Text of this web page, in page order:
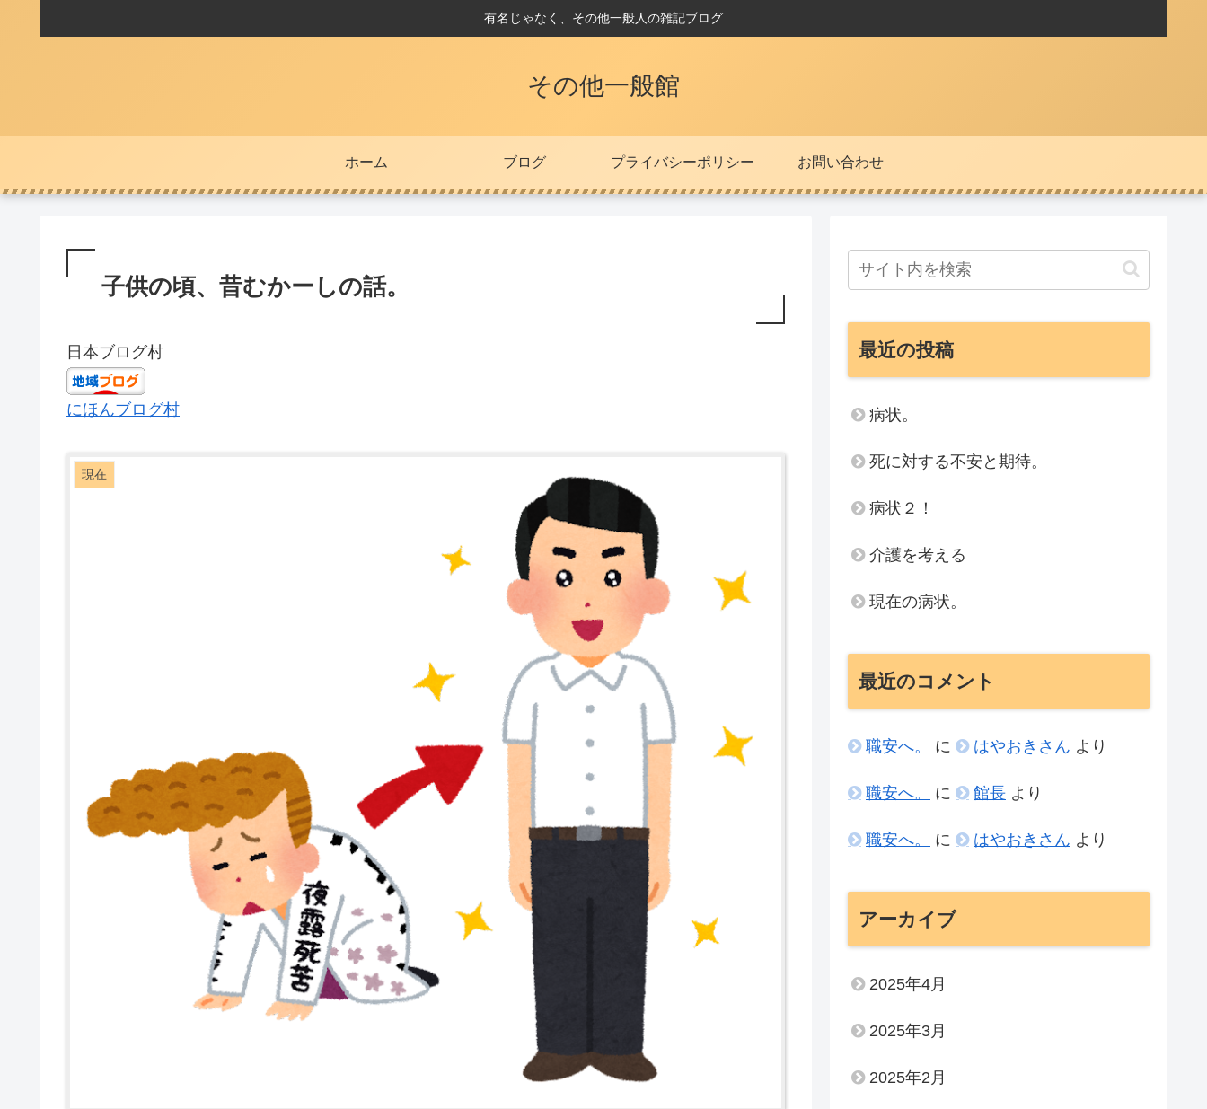
有名じゃなく、その他一般人の雑記ブログ
その他一般館
ホーム ブログ プライバシーポリシー お問い合わせ
子供の頃、昔むかーしの話。
日本ブログ村
にほんブログ村
現在
最近の投稿
病状。
死に対する不安と期待。
病状２！
介護を考える
現在の病状。
最近のコメント
職安へ。 に はやおきさん より
職安へ。 に 館長 より
職安へ。 に はやおきさん より
アーカイブ
2025年4月
2025年3月
2025年2月